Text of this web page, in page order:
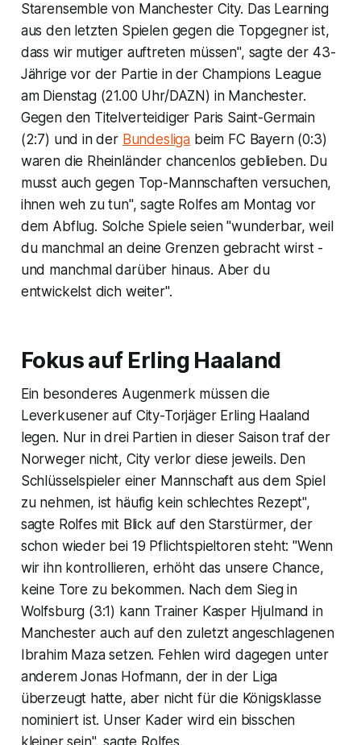
Starensemble von Manchester City. Das Learning
aus den letzten Spielen gegen die Topgegner ist,
dass wir mutiger auftreten müssen", sagte der 43-
Jährige vor der Partie in der Champions League
am Dienstag (21.00 Uhr/DAZN) in Manchester.
Gegen den Titelverteidiger Paris Saint-Germain
(2:7) und in der Bundesliga beim FC Bayern (0:3)
waren die Rheinländer chancenlos geblieben. Du
musst auch gegen Top-Mannschaften versuchen,
ihnen weh zu tun", sagte Rolfes am Montag vor
dem Abflug. Solche Spiele seien "wunderbar, weil
du manchmal an deine Grenzen gebracht wirst -
und manchmal darüber hinaus. Aber du
entwickelst dich weiter".
Fokus auf Erling Haaland
Ein besonderes Augenmerk müssen die
Leverkusener auf City-Torjäger Erling Haaland
legen. Nur in drei Partien in dieser Saison traf der
Norweger nicht, City verlor diese jeweils. Den
Schlüsselspieler einer Mannschaft aus dem Spiel
zu nehmen, ist häufig kein schlechtes Rezept",
sagte Rolfes mit Blick auf den Starstürmer, der
schon wieder bei 19 Pflichtspieltoren steht: "Wenn
wir ihn kontrollieren, erhöht das unsere Chance,
keine Tore zu bekommen. Nach dem Sieg in
Wolfsburg (3:1) kann Trainer Kasper Hjulmand in
Manchester auch auf den zuletzt angeschlagenen
Ibrahim Maza setzen. Fehlen wird dagegen unter
anderem Jonas Hofmann, der in der Liga
überzeugt hatte, aber nicht für die Königsklasse
nominiert ist. Unser Kader wird ein bisschen